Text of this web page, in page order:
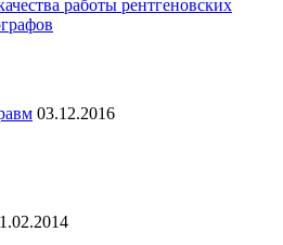
работы рентгеновских
03.12.2016